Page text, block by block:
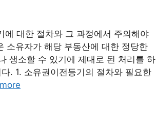
에 대한 절차와 그 과정에서 주의해야
소유자가 해당 부동산에 대한 정당한
생소할 수 있기에 제대로 된 처리를 하
. 1. 소유권이전등기의 절차와 필요한